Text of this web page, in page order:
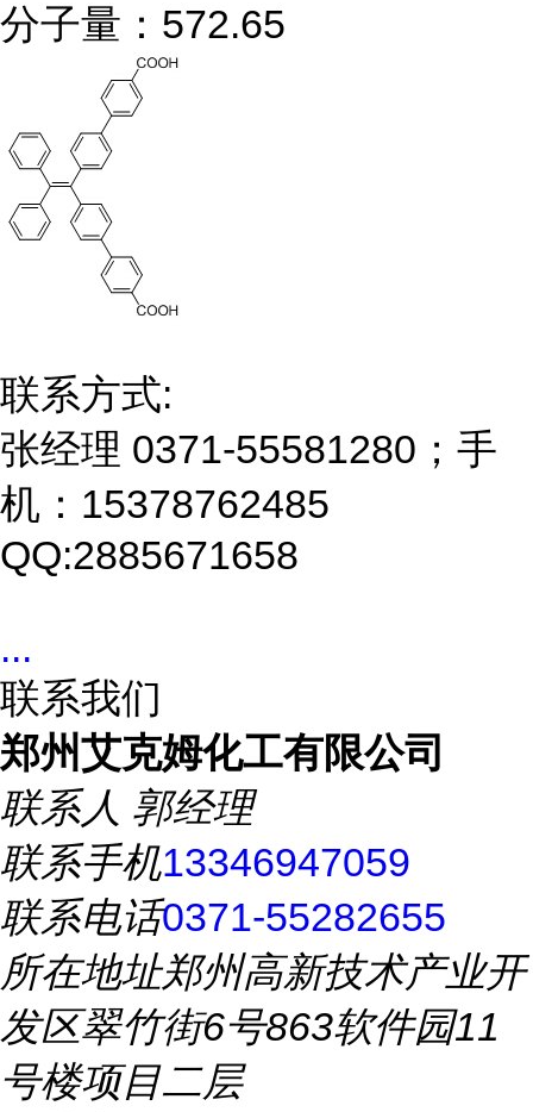
分子量：572.65
联系方式:
张经理 0371-55581280；手
机：15378762485
QQ:2885671658
...
联系我们
郑州艾克姆化工有限公司
联系人 郭经理
联系手机13346947059
联系电话0371-55282655
所在地址郑州高新技术产业开
发区翠竹街6号863软件园11
号楼项目二层